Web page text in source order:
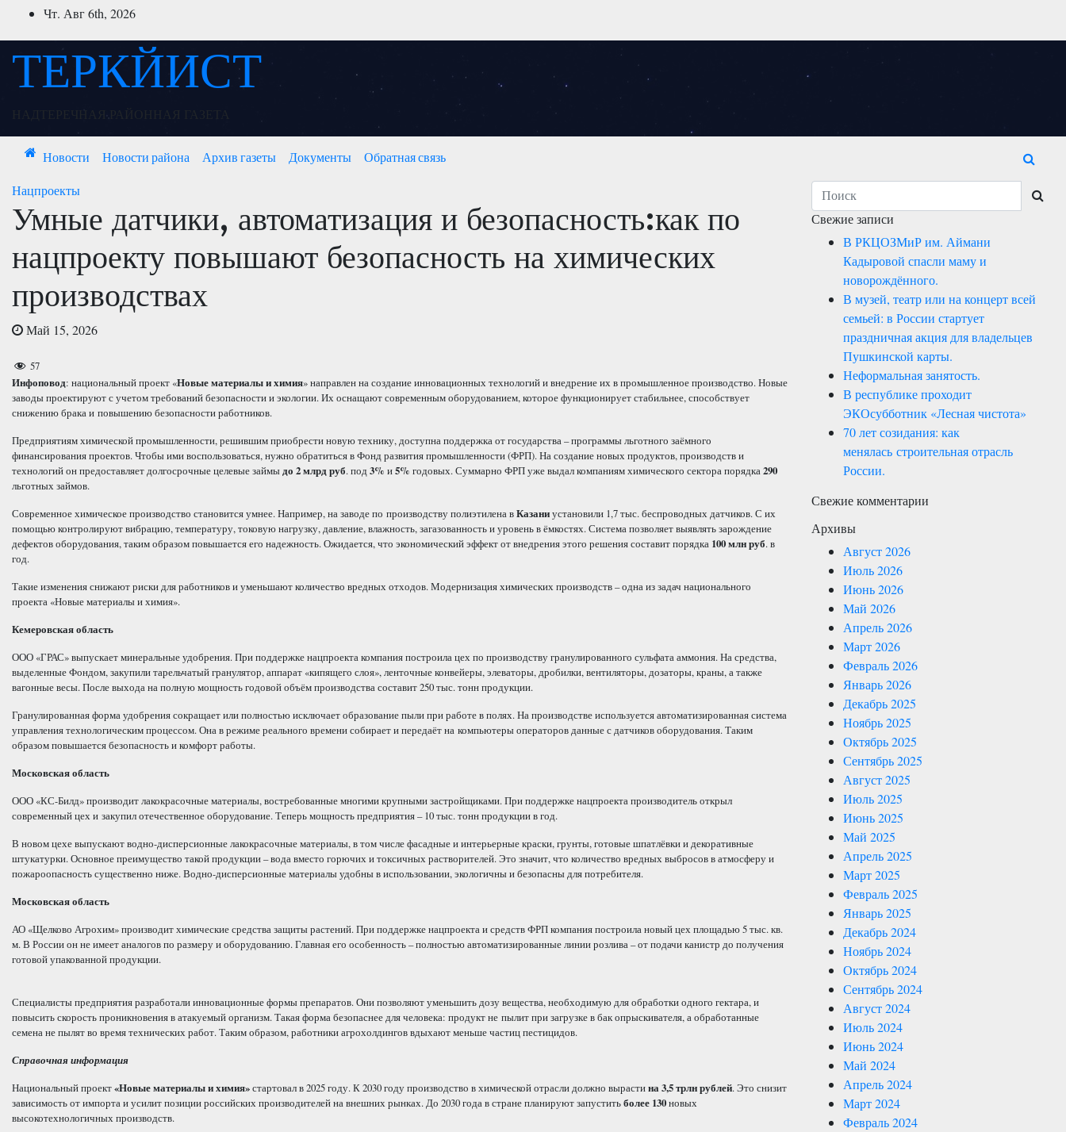
ПерейтиЧт. Авг 6th, 2026
ТЕРКЙИСТ
Новости Новости района Архив газеты Документы Обратная связь
Нацпроекты
Умные датчики, автоматизация и безопасность:как по
нацпроекту повышают безопасность на химических
производствах
Май 15, 2026
57
Инфоповод: национальный проект «Новые материалы и химия» направлен на создание инновационных технологий и внедрение их в промышленное производство. Новые
заводы проектируют с учетом требований безопасности и экологии. Их оснащают современным оборудованием, которое функционирует стабильнее, способствует
снижению брака и повышению безопасности работников.
Предприятиям химической промышленности, решившим приобрести новую технику, доступна поддержка от государства – программы льготного заёмного
финансирования проектов. Чтобы ими воспользоваться, нужно обратиться в Фонд развития промышленности (ФРП). На создание новых продуктов, производств и
технологий он предоставляет долгосрочные целевые займыдо 2 млрд руб. под 3% и5% годовых. Суммарно ФРП уже выдал компаниям химического сектора порядка290
льготных займов.
Современное химическое производство становится умнее. Например, на заводе по производству полиэтилена вКазаниустановили 1,7 тыс. беспроводных датчиков. С их
помощью контролируют вибрацию, температуру, токовую нагрузку, давление, влажность, загазованность и уровень в ёмкостях. Система позволяет выявлять зарождение
дефектов оборудования, таким образом повышается его надежность. Ожидается, что экономический эффект от внедрения этого решения составит порядка 100 млн руб. в
год.
Такие изменения снижают риски для работников и уменьшают количество вредных отходов. Модернизация химических производств – одна из задач национального
проекта «Новые материалы и химия».
Кемеровская область
ООО «ГРАС» выпускает минеральные удобрения. При поддержке нацпроекта компания построила цех по производству гранулированного сульфата аммония. На средства,
выделенные Фондом, закупили тарельчатый гранулятор, аппарат «кипящего слоя», ленточные конвейеры, элеваторы, дробилки, вентиляторы, дозаторы, краны, а также
вагонные весы. После выхода на полную мощность годовой объём производства составит 250 тыс. тонн продукции.
Гранулированная форма удобрения сокращает или полностью исключает образование пыли при работе в полях. На производстве используется автоматизированная система
управления технологическим процессом. Она в режиме реального времени собирает и передаёт на компьютеры операторов данные с датчиков оборудования. Таким
образом повышается безопасность и комфорт работы.
Московская область
ООО «КС-Билд» производит лакокрасочные материалы, востребованные многими крупными застройщиками. При поддержке нацпроекта производитель открыл
современный цех и закупил отечественное оборудование. Теперь мощность предприятия – 10 тыс. тонн продукции в год.
В новом цехе выпускают водно-дисперсионные лакокрасочные материалы, в том числе фасадные и интерьерные краски, грунты, готовые шпатлёвки и декоративные
штукатурки. Основное преимущество такой продукции – вода вместо горючих и токсичных растворителей. Это значит, что количество вредных выбросов в атмосферу и
пожароопасность существенно ниже. Водно-дисперсионные материалы удобны в использовании, экологичны и безопасны для потребителя.
Московская область
АО «Щелково Агрохим» производит химические средства защиты растений. При поддержке нацпроекта и средств ФРП компания построила новый цех площадью 5 тыс. кв.
м. В России он не имеет аналогов по размеру и оборудованию. Главная его особенность – полностью автоматизированные линии розлива – от подачи канистр до получения
готовой упакованной продукции.
Специалисты предприятия разработали инновационные формы препаратов. Они позволяют уменьшить дозу вещества, необходимую для обработки одного гектара, и
повысить скорость проникновения в атакуемый организм. Такая форма безопаснее для человека: продукт не пылит при загрузке в бак опрыскивателя, а обработанные
семена не пылят во время технических работ. Таким образом, работники агрохолдингов вдыхают меньше частиц пестицидов.
Справочная информация
Национальный проект«Новые материалы и химия»стартовал в 2025 году. К 2030 году производство в химической отрасли должно вырастина 3,5 трлн рублей. Это снизит
зависимость от импорта и усилит позиции российских производителей на внешних рынках. До 2030 года в стране планируют запуститьболее 130новых
высокотехнологичных производств.
Свежие записи
В РКЦОЗМиР им. Аймани
Кадыровой спасли маму и
новорождённого.
В музей, театр или на концерт всей
семьей: в России стартует
праздничная акция для владельцев
Пушкинской карты.
Неформальная занятость.
В республике проходит
ЭКОсубботник «Лесная чистота»
70 лет созидания: как
менялась строительная отрасль
России.
Свежие комментарии
Архивы
Август 2026
Июль 2026
Июнь 2026
Май 2026
Апрель 2026
Март 2026
Февраль 2026
Январь 2026
Декабрь 2025
Ноябрь 2025
Октябрь 2025
Сентябрь 2025
Август 2025
Июль 2025
Июнь 2025
Май 2025
Апрель 2025
Март 2025
Февраль 2025
Январь 2025
Декабрь 2024
Ноябрь 2024
Октябрь 2024
Сентябрь 2024
Август 2024
Июль 2024
Июнь 2024
Май 2024
Апрель 2024
Март 2024
Февраль 2024